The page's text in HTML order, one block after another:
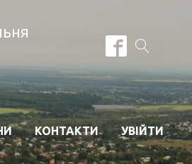
КОНТАКТИ УВІЙТИ